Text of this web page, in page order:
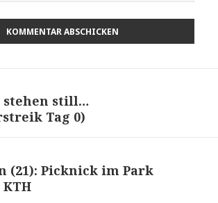
stehen still…
Tag 0)
(21): Picknick im Park